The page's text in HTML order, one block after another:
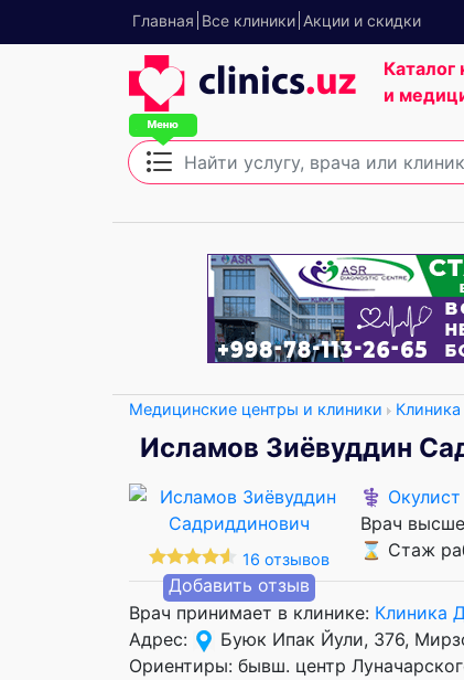
Главная Все клиники Акции и скидки
Каталог
и
Медицинские центры и клиники
Исламов Зиёвуддин
16 отзывов
Добавить отзыв
⚕️
Врач
⌛ Стаж
Врач принимает в клинике: Клиника
Адрес:
Буюк Ипак Йули, 376,
Ориентиры: бывш. центр